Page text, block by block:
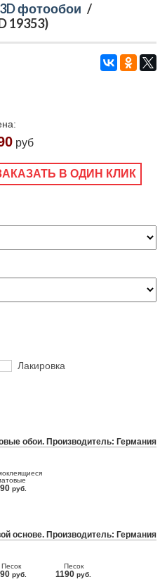
3D фотообои /
19353)
руб
В ОДИН КЛИК
Лакировка
обои. Производитель: Германия
руб.
основе. Производитель: Германия
Песок
руб.
Песок
1190 руб.